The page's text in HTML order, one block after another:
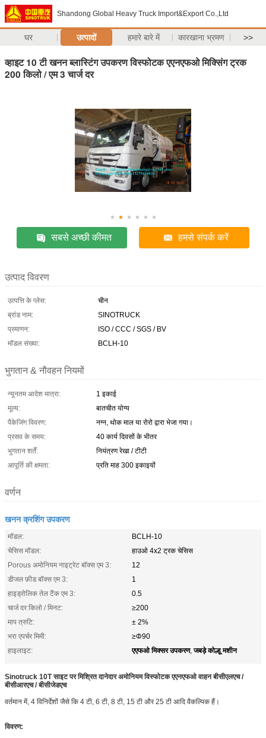
Shandong Global Heavy Truck Import&Export Co.,Ltd
घर उत्पादों हमारे बारे में कारखाना भ्रमण >>
व्हाइट 10 टी खनन ब्लास्टिंग उपकरण विस्फोटक एएनएफओ मिक्सिंग ट्रक
200 किलो / एम 3 चार्ज दर
सबसे अच्छी कीमत हमसे संपर्क करें
उत्पाद विवरण
उत्पत्ति के प्लेस:
चीन
ब्रांड नाम:
SINOTRUCK
प्रमाणन:
ISO / CCC / SGS / BV
मॉडल संख्या:
BCLH-10
भुगतान & नौवहन नियमों
न्यूनतम आदेश मात्रा:
1 इकाई
मूल्य:
बातचीत योग्य
पैकेजिंग विवरण:
नग्न, थोक माल या रोरो द्वारा भेजा गया।
प्रसव के समय:
40 कार्य दिवसों के भीतर
भुगतान शर्तें:
नियंत्रण रेखा / टीटी
आपूर्ति की क्षमता:
प्रति माह 300 इकाइयों
वर्णन
खनन क्रशिंग उपकरण
मॉडल:
BCLH-10
चेसिस मॉडल:
हाउओ 4x2 ट्रक चेसिस
Porous अमोनियम नाइट्रेट बॉक्स एम 3:
12
डीजल फ़ीड बॉक्स एम 3:
1
हाइड्रोलिक तेल टैंक एम 3:
0.5
चार्ज दर किलो / मिनट:
≥200
माप त्रुटि:
± 2%
भरा एपर्चर मिमी:
≥Φ90
हाइलाइट:
एएफओ मिक्सर उपकरण,जबड़े कोल्हू मशीन
Sinotruck 10T साइट पर मिश्रित दानेदार अमोनियम विस्फोटक एएनएफओ वाहन बीसीएलएच /
बीसीआरएच / बीसीजेडएच
वर्तमान में, 4 विनिर्देशों जैसे कि 4 टी, 6 टी, 8 टी, ​​15 टी और 25 टी आदि वैकल्पिक हैं।
विवरण: